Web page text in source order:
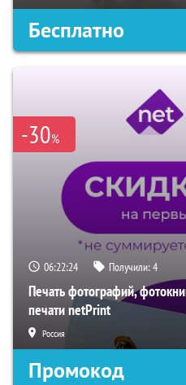
Бесплатно
-30%
06:22:22 Получили:4
Печать фотографий,
печати netPrint
Россия
Промокод